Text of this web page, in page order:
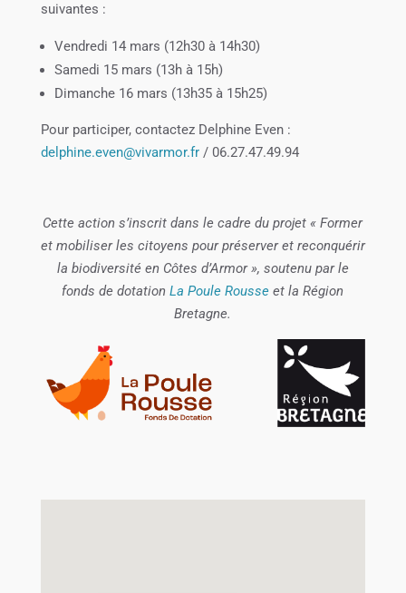
suivantes :
Vendredi 14 mars (12h30 à 14h30)
Samedi 15 mars (13h à 15h)
Dimanche 16 mars (13h35 à 15h25)
Pour participer, contactez Delphine Even :
delphine.even@vivarmor.fr/ 06.27.47.49.94
Cette action s’inscrit dans le cadre du projet « Former
et mobiliser les citoyens pour préserver et reconquérir
la biodiversité en Côtes d’Armor », soutenu par le
fonds de dotationLa Poule Rousse et la Région
Bretagne.